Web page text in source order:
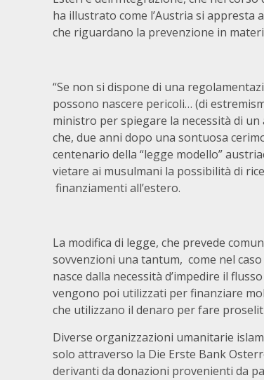
ha illustrato come l’Austria si appresta
che riguardano la prevenzione in
“Se non si dispone di una
possono nascere pericoli… (di
ministro per spiegare la necessità di
che, due anni dopo una sontuosa
centenario della “legge modello”
vietare ai musulmani la possibilità di
finanziamenti all’estero.
La modifica di legge, che prevede
sovvenzioni una tantum, come nel
nasce dalla necessità d’impedire il
vengono poi utilizzati per finanziare
che utilizzano il denaro per fare
Diverse organizzazioni umanitarie
solo attraverso la Die Erste Bank
derivanti da donazioni provenienti da